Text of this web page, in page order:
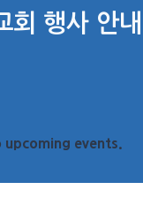
회 행사 안내
upcoming events.